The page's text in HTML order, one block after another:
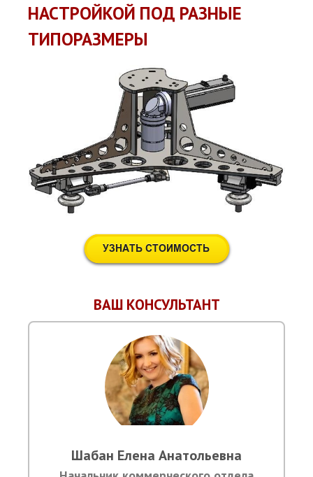
ВАШ КОНСУЛЬТАНТ
Шабан Елена Анатольевна
НАСТРОЙКОЙ ПОД РАЗНЫЕ
ТИПОРАЗМЕРЫ